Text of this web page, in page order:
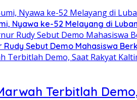
Nyawa ke-52 Melayang di
Rudy Sebut Demo Mahasiswa
Terbitlah